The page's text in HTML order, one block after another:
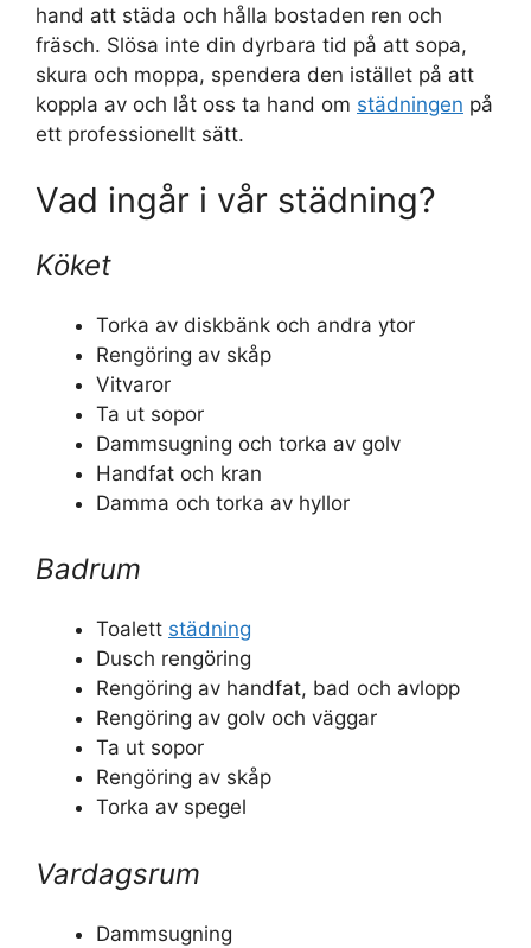
hand att städa och hålla bostaden ren och
fräsch. Slösa inte din dyrbara tid på att sopa,
skura och moppa, spendera den istället på att
koppla av och låt oss ta hand om städningen på
ett professionellt sätt.
Vad ingår i vår städning?
Köket
Torka av diskbänk och andra ytor
Rengöring av skåp
Vitvaror
Ta ut sopor
Dammsugning och torka av golv
Handfat och kran
Damma och torka av hyllor
Badrum
Toalett städning
Dusch rengöring
Rengöring av handfat, bad och avlopp
Rengöring av golv och väggar
Ta ut sopor
Rengöring av skåp
Torka av spegel
Vardagsrum
Dammsugning